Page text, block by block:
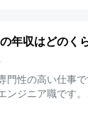
年収はどのく
門性の高い仕事
ンジニア職です
の選び方、未経験
紹介します。